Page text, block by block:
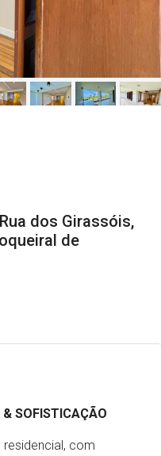
dos Girassóis,
de
& SOFISTICAÇÃO
com